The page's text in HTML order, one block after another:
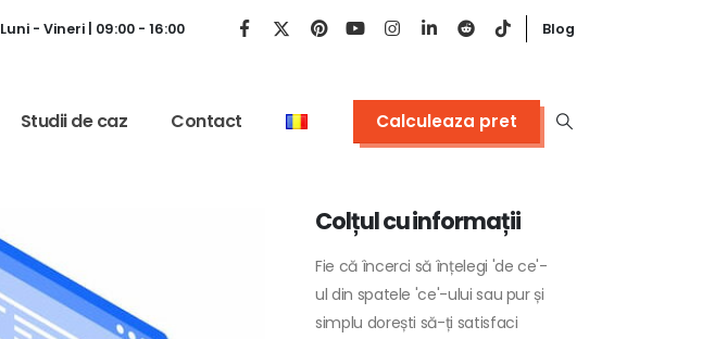
Luni - Vineri | 09:00 - 16:00 Blog
Studii de caz Contact Calculeaza pret
Colțul cu informații
Fie că încerci să înțelegi 'de ce'-
ul din spatele 'ce'-ului sau pur și
simplu dorești să-ți satisfaci